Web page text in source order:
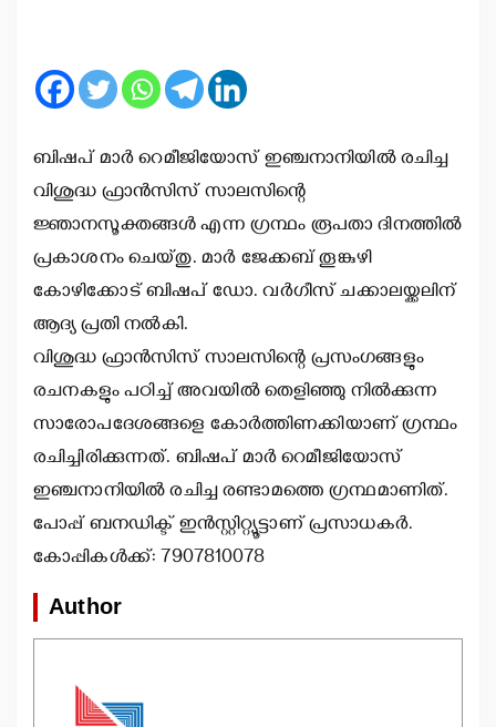
ബിഷപ് മാര്‍ റെമീജിയോസ് ഇഞ്ചനാനിയില്‍ രചിച്ച
വിശുദ്ധ ഫ്രാന്‍സിസ് സാലസിന്റെ
ജ്ഞാനസൂക്തങ്ങള്‍ എന്ന ഗ്രന്ഥം രൂപതാ ദിനത്തില്‍
പ്രകാശനം ചെയ്തു. മാര്‍ ജേക്കബ് തൂങ്കുഴി
കോഴിക്കോട് ബിഷപ് ഡോ. വര്‍ഗീസ് ചക്കാലയ്ക്കലിന്
ആദ്യ പ്രതി നല്‍കി.
വിശുദ്ധ ഫ്രാന്‍സിസ് സാലസിന്റെ പ്രസംഗങ്ങളും
രചനകളും പഠിച്ച് അവയില്‍ തെളിഞ്ഞു നില്‍ക്കുന്ന
സാരോപദേശങ്ങളെ കോര്‍ത്തിണക്കിയാണ് ഗ്രന്ഥം
രചിച്ചിരിക്കുന്നത്. ബിഷപ് മാര്‍ റെമീജിയോസ്
ഇഞ്ചനാനിയില്‍ രചിച്ച രണ്ടാമത്തെ ഗ്രന്ഥമാണിത്.
പോപ്പ് ബനഡിക്ട് ഇന്‍സ്റ്റിറ്റ്യൂട്ടാണ് പ്രസാധകര്‍.
കോപ്പികള്‍ക്ക്: 7907810078
Author